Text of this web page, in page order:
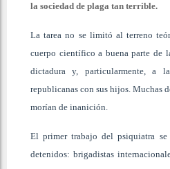
la sociedad de plaga tan terrible.
La tarea no se limitó al terreno
cuerpo científico a buena parte de
dictadura y, particularmente, a
republicanas con sus hijos. Muchas
morían de inanición.
El primer trabajo del psiquiatra
detenidos: brigadistas